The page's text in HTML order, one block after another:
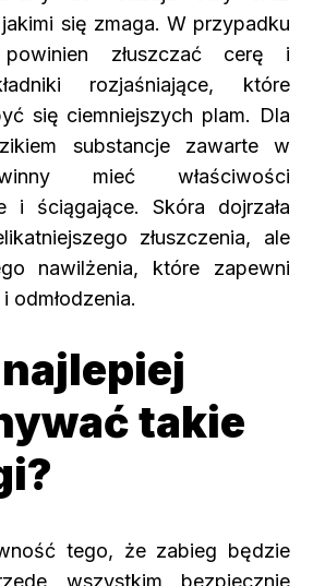
się zmaga. W przypadku
powinien złuszczać cerę i
rozjaśniające, które
się ciemniejszych plam. Dla
substancje zawarte w
mieć właściwości
i ściągające. Skóra dojrzała
złuszczenia, ale
nawilżenia, które zapewni
odmłodzenia.
takie
tego, że zabieg będzie
wszystkim bezpiecznie